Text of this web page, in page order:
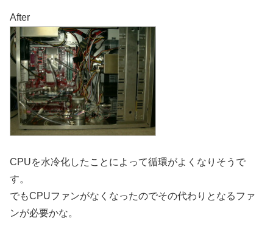
After
CPUを水冷化したことによって循環がよくなりそうで
す。
でもCPUファンがなくなったのでその代わりとなるファ
ンが必要かな。